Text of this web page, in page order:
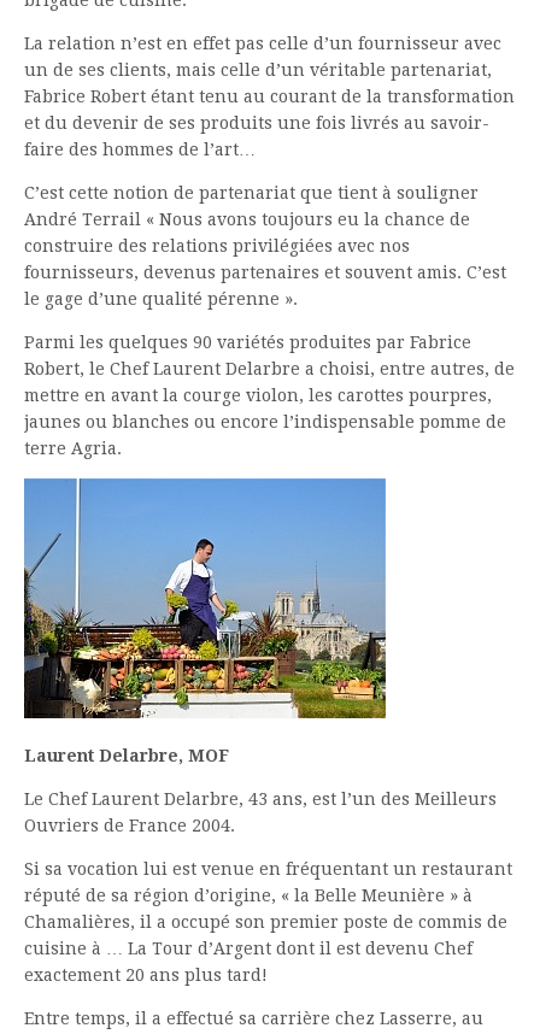
La relation n’est en effet pas celle d’un fournisseur avec
un de ses clients, mais celle d’un véritable partenariat,
Fabrice Robert étant tenu au courant de la transformation
et du devenir de ses produits une fois livrés au savoir-
faire des hommes de l’art…
C’est cette notion de partenariat que tient à souligner
André Terrail « Nous avons toujours eu la chance de
construire des relations privilégiées avec nos
fournisseurs, devenus partenaires et souvent amis. C’est
le gage d’une qualité pérenne ».
Parmi les quelques 90 variétés produites par Fabrice
Robert, le Chef Laurent Delarbre a choisi, entre autres, de
mettre en avant la courge violon, les carottes pourpres,
jaunes ou blanches ou encore l’indispensable pomme de
terre Agria.
Laurent Delarbre, MOF
Le Chef Laurent Delarbre, 43 ans, est l’un des Meilleurs
Ouvriers de France 2004.
Si sa vocation lui est venue en fréquentant un restaurant
réputé de sa région d’origine, « la Belle Meunière » à
Chamalières, il a occupé son premier poste de commis de
cuisine à … La Tour d’Argent dont il est devenu Chef
exactement 20 ans plus tard!
Entre temps, il a effectué sa carrière chez Lasserre, au